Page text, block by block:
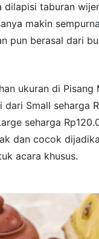
dilapisi taburan
makin
pun berasal dari
ukuran di Pisang
dari Small seharga
seharga
dan cocok
acara khusus.